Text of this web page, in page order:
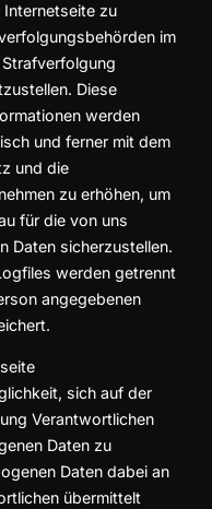
Internetseite zu
im
Diese
werden
und ferner mit dem
und die
zu erhöhen, um
für die von uns
Daten sicherzustellen.
werden getrennt
angegebenen
sich auf der
Verantwortlichen
Daten zu
Daten dabei an
übermittelt